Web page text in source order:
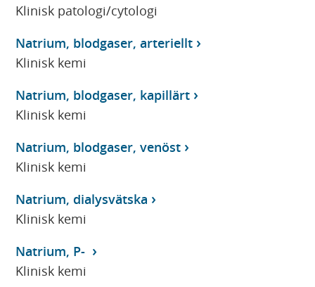
Klinisk patologi/cytologi
Natrium, blodgaser, arteriellt
Klinisk kemi
Natrium, blodgaser, kapillärt
Klinisk kemi
Natrium, blodgaser, venöst
Klinisk kemi
Natrium, dialysvätska
Klinisk kemi
Natrium, P-
Klinisk kemi